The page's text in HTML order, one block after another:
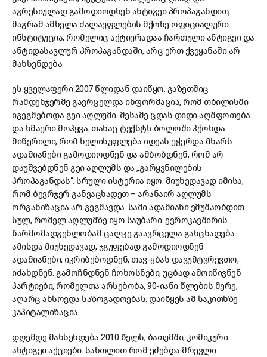
აგრესიულად გამოდიოდნენ ანტიგეი პროპაგანდით,
მაგრამ ამხელა ძალაუფლების მქონე ოფიციალური
ინსტიტუცია, რომელიც აქტიურადაა ჩართული ანტიგეი და
ანტიდასავლურ პროპაგანდაში, არც ერთ ქვეყანაში არ
მახსენდება.
ეს ყველაფერი 2007 წლიდან დაიწყო. გაზეთშიც
რამდენჯერმე გავრცელდა ინფორმაცია, რომ თბილისში
იგეგმებოდა გეი აღლუმი. მესამე ცდას დიდი აღშფოთება
და ხმაური მოჰყვა. თანაც ტექსტს ბოლოში ჰქონდა
მიწერილი, რომ ხელისუფლება იდეას უჭერდა მხარს.
ადამიანები გამოდიოდნენ და ამბობდნენ, რომ არ
დაუშვებდნენ გეი აღლუმს და „გარყვნილების
პროპაგანდას“. სრული ისტერია იყო. მიუხედავად იმისა,
რომ ბევრჯერ განვაცხადეთ – არანაირ აღლუმს
ორგანიზაცია არ გეგმავდა. სამი ადამიანი ვმუშაობდით
სულ, რომელ აღლუმზე იყო საუბარი. ევროკავშირის
წარმომადგენლობამ ცალკე გაავრცელა განცხადება.
ამისდა მიუხედავად, ჯგუფებად გამოდიოდნენ
ადამიანები, იკრიბებოდნენ, თავ-ყბას დავუმტვრევთო,
იძახდნენ. გამოჩნდნენ ჩოხოსნები, უცბად ამოიწივნენ
პარტიები, რომელთა არსებობა, 90-იანი წლების მერე,
აღარც ახსოვდა საზოგადოებას. დაიწყეს ამ საკითხზე
კაპიტალიზაცია.
დღემდე მახსენდება 2010 წელს, ბათუმში, კომიკური
ანტიგეი აქციები. სანთლით რომ ეძებდა მრევლი